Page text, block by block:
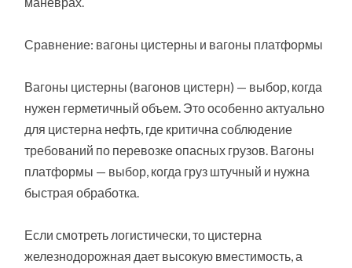
Сравнение: вагоны цистерны и вагоны платформы
Вагоны цистерны (вагонов цистерн) — выбор, когда
нужен герметичный объем. Это особенно актуально
для цистерна нефть, где критична соблюдение
требований по перевозке опасных грузов. Вагоны
платформы — выбор, когда груз штучный и нужна
быстрая обработка.
Если смотреть логистически, то цистерна
железнодорожная дает высокую вместимость, а